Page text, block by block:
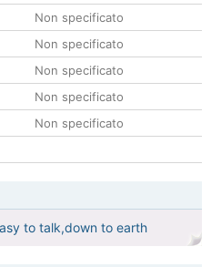
Non specificato
Non specificato
Non specificato
Non specificato
Non specificato
to talk,down to earth